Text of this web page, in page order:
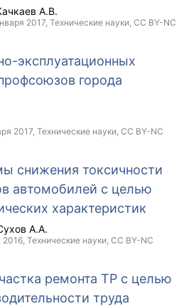
А.В.
2017 , Технические науки, CC BY-NC
эксплуатационных
города
2017 , Технические науки, CC BY-NC
снижения токсичности
автомобилей с целью
характеристик
А.А.
2016 , Технические науки, CC BY-NC
ремонта ТР с целью
труда